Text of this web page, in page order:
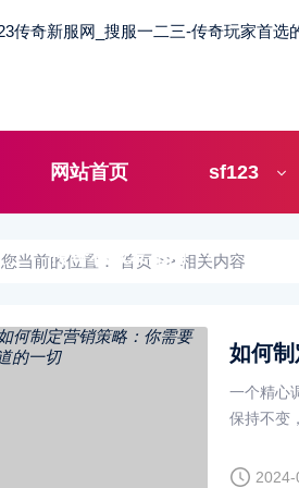
网站首页 sf123
传奇私服发布网
您当前的位置： 首页 >>相关内容
如何
一个精心
保持不变